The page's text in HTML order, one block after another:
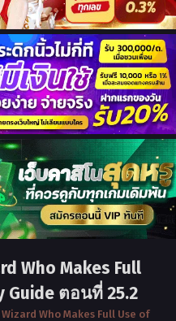
Who Makes Full
Guide ตอนที่ 25.2
Who Makes Full Use of